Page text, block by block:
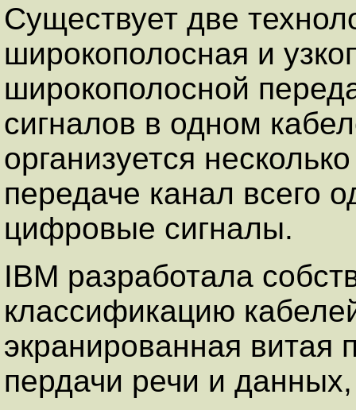
Существует две
широкополосная и
широкополосной
сигналов в одном
организуется
передаче канал всего
цифровые сигналы.
IBM разработала
классификацию
экранированная витая
пердачи речи и